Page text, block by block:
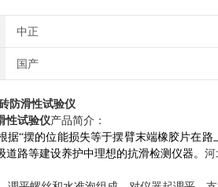
中正
国产
防滑性试验仪
性试验仪产品简介：
据“摆的位能损失等于摆臂末端橡胶片在
道路等建设养护中理想的抗滑检测仪器。河